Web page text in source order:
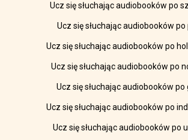
Ucz się słuchając audiobooków po
Ucz się słuchając audiobooków po
Ucz się słuchając audiobooków po
Ucz się słuchając audiobooków po
Ucz się słuchając audiobooków po
Ucz się słuchając audiobooków po
Ucz się słuchając audiobooków po